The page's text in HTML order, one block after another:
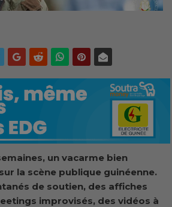
un vacarme bien
la scène publique guinéenne.
de soutien, des affiches
improvisés, des vidéos à